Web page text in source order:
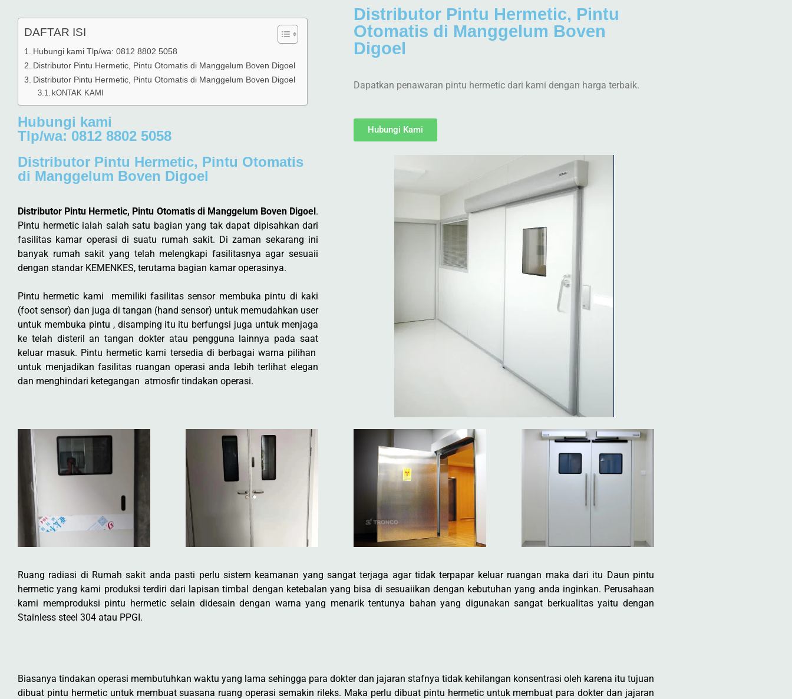
DAFTAR ISI
Hubungi kami Tlp/wa: 0812 8802 5058
Distributor Pintu Hermetic, Pintu Otomatis di Manggelum Boven Digoel
Distributor Pintu Hermetic, Pintu Otomatis di Manggelum Boven Digoel
kONTAK KAMI
Hubungi kami
Tlp/wa: 0812 8802 5058
Distributor Pintu Hermetic, Pintu
Otomatis di Manggelum Boven
Digoel
Dapatkan penawaran pintu hermetic dari kami dengan harga terbaik.
Hubungi Kami
Distributor Pintu Hermetic, Pintu Otomatis
di Manggelum Boven Digoel
Distributor Pintu Hermetic, Pintu Otomatis di Manggelum Boven Digoel.
Pintu hermetic ialah salah satu bagian yang tak dapat dipisahkan dari
fasilitas kamar operasi di suatu rumah sakit. Di zaman sekarang ini
banyak rumah sakit yang telah melengkapi fasilitasnya agar sesuaii
dengan standar KEMENKES, terutama bagian kamar operasinya.
Pintu hermetic kami memiliki fasilitas sensor membuka pintu di kaki
(foot sensor) dan juga di tangan (hand sensor) untuk memudahkan user
untuk membuka pintu , disamping itu itu berfungsi juga untuk menjaga
ke telah disteril an tangan dokter atau pengguna lainnya pada saat
keluar masuk. Pintu hermetic kami tersedia di berbagai warna pilihan
untuk menjadikan fasilitas ruangan operasi anda lebih terlihat elegan
dan menghindari ketegangan atmosfir tindakan operasi.
Ruang radiasi di Rumah sakit anda pasti perlu sistem keamanan yang sangat terjaga agar tidak terpapar keluar ruangan maka dari itu Daun pintu
hermetic yang kami produksi terdiri dari lapisan timbal dengan ketebalan yang bisa di sesuaiikan dengan kebutuhan yang anda inginkan. Perusahaan
kami memproduksi pintu hermetic selain didesain dengan warna yang menarik tentunya bahan yang digunakan sangat berkualitas yaitu dengan
Stainless steel 304 atau PPGI.
Biasanya tindakan operasi membutuhkan waktu yang lama sehingga para dokter dan jajaran stafnya tidak kehilangan konsentrasi oleh karena itu tujuan
dibuat pintu hermetic untuk membuat suasana ruang operasi semakin rileks. Maka perlu dibuat pintu hermetic untuk membuat para dokter dan jajaran